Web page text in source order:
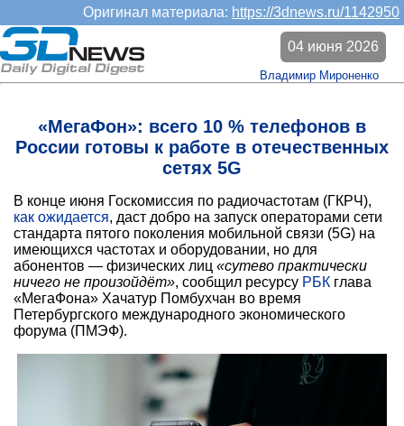
Оригинал материала: https://3dnews.ru/1142950
«МегаФон»: всего 10 % телефонов в
России готовы к работе в отечественных
сетях 5G
04 июня 2026
Владимир Мироненко
В конце июня Госкомиссия по радиочастотам (ГКРЧ),
как ожидается, даст добро на запуск операторами сети
стандарта пятого поколения мобильной связи (5G) на
имеющихся частотах и оборудовании, но для
абонентов — физических лиц «сутево практически
ничего не произойдёт», сообщил ресурсу РБК глава
«МегаФона» Хачатур Помбухчан во время
Петербургского международного экономического
форума (ПМЭФ).